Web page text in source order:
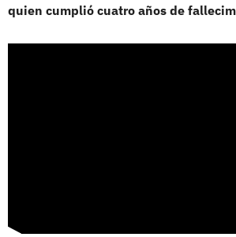
quien cumplió cuatro años de